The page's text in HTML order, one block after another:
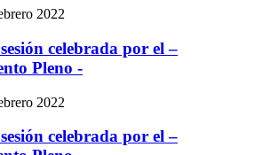
2022
celebrada por el –
Pleno -
2022
celebrada por el –